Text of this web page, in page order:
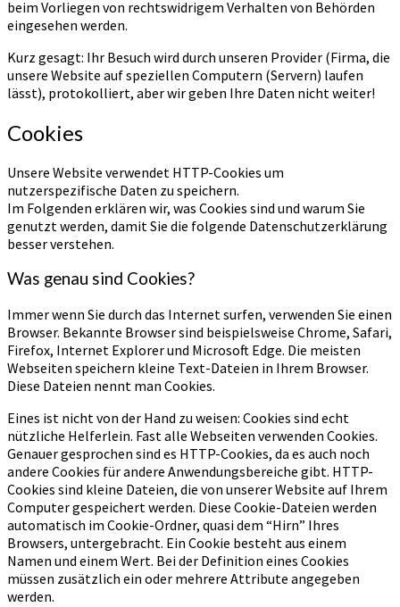
beim Vorliegen von rechtswidrigem Verhalten von Behörden
eingesehen werden.
Kurz gesagt: Ihr Besuch wird durch unseren Provider (Firma, die
unsere Website auf speziellen Computern (Servern) laufen
lässt), protokolliert, aber wir geben Ihre Daten nicht weiter!
Cookies
Unsere Website verwendet HTTP-Cookies um
nutzerspezifische Daten zu speichern.
Im Folgenden erklären wir, was Cookies sind und warum Sie
genutzt werden, damit Sie die folgende Datenschutzerklärung
besser verstehen.
Was genau sind Cookies?
Immer wenn Sie durch das Internet surfen, verwenden Sie einen
Browser. Bekannte Browser sind beispielsweise Chrome, Safari,
Firefox, Internet Explorer und Microsoft Edge. Die meisten
Webseiten speichern kleine Text-Dateien in Ihrem Browser.
Diese Dateien nennt man Cookies.
Eines ist nicht von der Hand zu weisen: Cookies sind echt
nützliche Helferlein. Fast alle Webseiten verwenden Cookies.
Genauer gesprochen sind es HTTP-Cookies, da es auch noch
andere Cookies für andere Anwendungsbereiche gibt. HTTP-
Cookies sind kleine Dateien, die von unserer Website auf Ihrem
Computer gespeichert werden. Diese Cookie-Dateien werden
automatisch im Cookie-Ordner, quasi dem “Hirn” Ihres
Browsers, untergebracht. Ein Cookie besteht aus einem
Namen und einem Wert. Bei der Definition eines Cookies
müssen zusätzlich ein oder mehrere Attribute angegeben
werden.